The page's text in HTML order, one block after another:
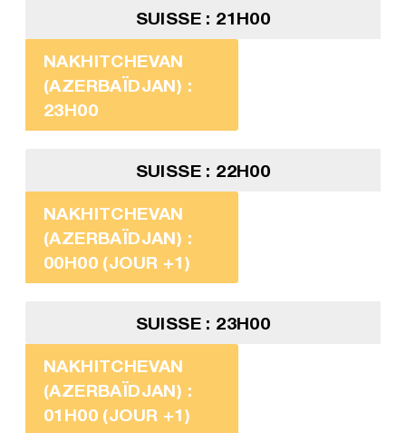
SUISSE : 21H00
NAKHITCHEVAN
(AZERBAÏDJAN) :
23H00
SUISSE : 22H00
NAKHITCHEVAN
(AZERBAÏDJAN) :
00H00 (JOUR +1)
SUISSE : 23H00
NAKHITCHEVAN
(AZERBAÏDJAN) :
01H00 (JOUR +1)